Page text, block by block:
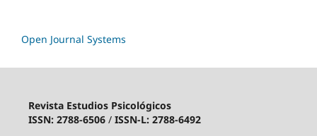
Open Journal Systems
Revista Estudios Psicológicos
ISSN: 2788-6506/ ISSN-L: 2788-6492